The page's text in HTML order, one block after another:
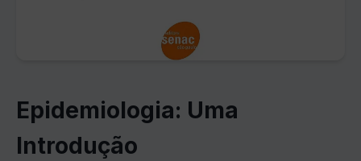
Epidemiologia: Uma
Introdução